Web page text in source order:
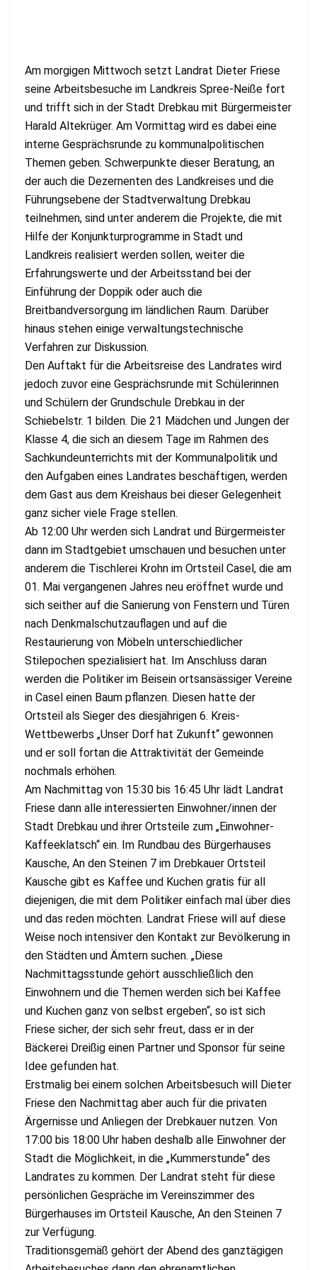
Am morgigen Mittwoch setzt Landrat Dieter Friese
seine Arbeitsbesuche im Landkreis Spree-Neiße fort
und trifft sich in der Stadt Drebkau mit Bürgermeister
Harald Altekrüger. Am Vormittag wird es dabei eine
interne Gesprächsrunde zu kommunalpolitischen
Themen geben. Schwerpunkte dieser Beratung, an
der auch die Dezernenten des Landkreises und die
Führungsebene der Stadtverwaltung Drebkau
teilnehmen, sind unter anderem die Projekte, die mit
Hilfe der Konjunkturprogramme in Stadt und
Landkreis realisiert werden sollen, weiter die
Erfahrungswerte und der Arbeitsstand bei der
Einführung der Doppik oder auch die
Breitbandversorgung im ländlichen Raum. Darüber
hinaus stehen einige verwaltungstechnische
Verfahren zur Diskussion.
Den Auftakt für die Arbeitsreise des Landrates wird
jedoch zuvor eine Gesprächsrunde mit Schülerinnen
und Schülern der Grundschule Drebkau in der
Schiebelstr. 1 bilden. Die 21 Mädchen und Jungen der
Klasse 4, die sich an diesem Tage im Rahmen des
Sachkundeunterrichts mit der Kommunalpolitik und
den Aufgaben eines Landrates beschäftigen, werden
dem Gast aus dem Kreishaus bei dieser Gelegenheit
ganz sicher viele Frage stellen.
Ab 12:00 Uhr werden sich Landrat und Bürgermeister
dann im Stadtgebiet umschauen und besuchen unter
anderem die Tischlerei Krohn im Ortsteil Casel, die am
01. Mai vergangenen Jahres neu eröffnet wurde und
sich seither auf die Sanierung von Fenstern und Türen
nach Denkmalschutzauflagen und auf die
Restaurierung von Möbeln unterschiedlicher
Stilepochen spezialisiert hat. Im Anschluss daran
werden die Politiker im Beisein ortsansässiger Vereine
in Casel einen Baum pflanzen. Diesen hatte der
Ortsteil als Sieger des diesjährigen 6. Kreis-
Wettbewerbs „Unser Dorf hat Zukunft“ gewonnen
und er soll fortan die Attraktivität der Gemeinde
nochmals erhöhen.
Am Nachmittag von 15:30 bis 16:45 Uhr lädt Landrat
Friese dann alle interessierten Einwohner/innen der
Stadt Drebkau und ihrer Ortsteile zum „Einwohner-
Kaffeeklatsch“ ein. Im Rundbau des Bürgerhauses
Kausche, An den Steinen 7 im Drebkauer Ortsteil
Kausche gibt es Kaffee und Kuchen gratis für all
diejenigen, die mit dem Politiker einfach mal über dies
und das reden möchten. Landrat Friese will auf diese
Weise noch intensiver den Kontakt zur Bevölkerung in
den Städten und Ämtern suchen. „Diese
Nachmittagsstunde gehört ausschließlich den
Einwohnern und die Themen werden sich bei Kaffee
und Kuchen ganz von selbst ergeben“, so ist sich
Friese sicher, der sich sehr freut, dass er in der
Bäckerei Dreißig einen Partner und Sponsor für seine
Idee gefunden hat.
Erstmalig bei einem solchen Arbeitsbesuch will Dieter
Friese den Nachmittag aber auch für die privaten
Ärgernisse und Anliegen der Drebkauer nutzen. Von
17:00 bis 18:00 Uhr haben deshalb alle Einwohner der
Stadt die Möglichkeit, in die „Kummerstunde“ des
Landrates zu kommen. Der Landrat steht für diese
persönlichen Gespräche im Vereinszimmer des
Bürgerhauses im Ortsteil Kausche, An den Steinen 7
zur Verfügung.
Traditionsgemäß gehört der Abend des ganztägigen